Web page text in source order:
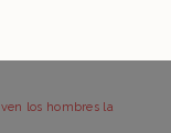
los hombres la